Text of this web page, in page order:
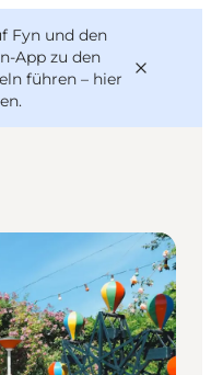
Fyn und den
App zu den
führen – hier
.